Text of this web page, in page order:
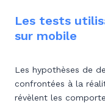
Les tests
sur mobile
Les hypothèses de
confrontées à la
révèlent les